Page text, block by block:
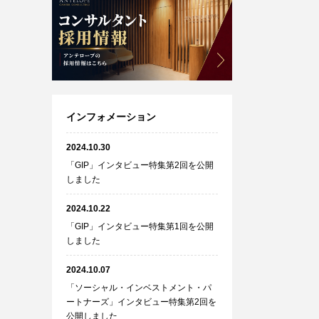
インフォメーション
2024.10.30
「GIP」インタビュー特集第2回を公開
しました
2024.10.22
「GIP」インタビュー特集第1回を公開
しました
2024.10.07
「ソーシャル・インベストメント・パ
ートナーズ」インタビュー特集第2回を
公開しました